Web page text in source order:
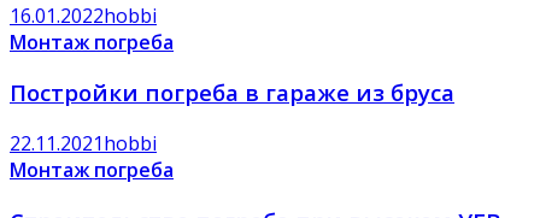
16.01.2022hobbi
Монтаж погреба
Постройки погреба в гараже из бруса
22.11.2021hobbi
Монтаж погреба